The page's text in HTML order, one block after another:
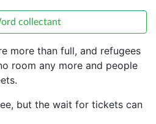
collectant
more than full, and refugees
room any more and people
but the wait for tickets can